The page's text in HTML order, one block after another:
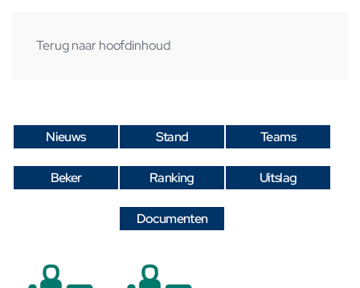
Terug naar hoofdinhoud
Nieuws Stand Teams
Beker Ranking Uitslag
Documenten